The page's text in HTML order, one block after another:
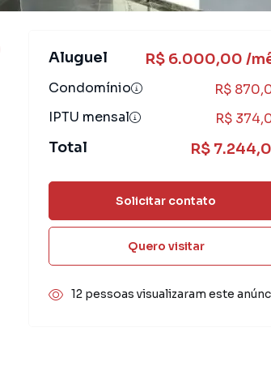
Aluguel R$ 6.000,00 /
Condomínio
R$
IPTU mensal
R$
Total R$
Solicitar contato
Quero visitar
12 pessoas visualizaram este